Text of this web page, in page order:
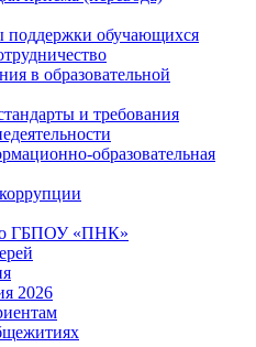
обучающихся
в образовательной
и требования
образовательная
ГБПОУ «ПНК»
2026